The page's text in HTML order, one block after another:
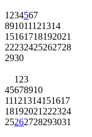
1 234567
891011121314
15161718192021
22232425262728
2930
1 23
45678910
11121314151617
18192021 222324
25262728293031